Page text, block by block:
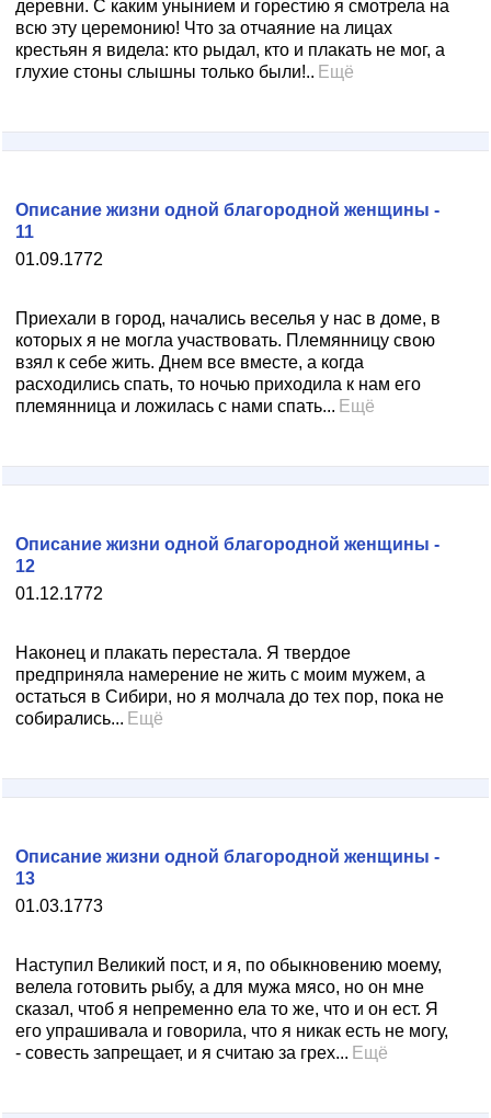
деревни. С каким унынием и горестию я смотрела на
всю эту церемонию! Что за отчаяние на лицах
крестьян я видела: кто рыдал, кто и плакать не мог, а
глухие стоны слышны только были!.. Ещё
01.09.1772
Описание жизни одной благородной женщины -
11
Приехали в город, начались веселья у нас в доме, в
которых я не могла участвовать. Племянницу свою
взял к себе жить. Днем все вместе, а когда
расходились спать, то ночью приходила к нам его
племянница и ложилась с нами спать... Ещё
01.12.1772
Описание жизни одной благородной женщины -
12
Наконец и плакать перестала. Я твердое
предприняла намерение не жить с моим мужем, а
остаться в Сибири, но я молчала до тех пор, пока не
собирались... Ещё
01.03.1773
Описание жизни одной благородной женщины -
13
Наступил Великий пост, и я, по обыкновению моему,
велела готовить рыбу, а для мужа мясо, но он мне
сказал, чтоб я непременно ела то же, что и он ест. Я
его упрашивала и говорила, что я никак есть не могу,
- совесть запрещает, и я считаю за грех... Ещё